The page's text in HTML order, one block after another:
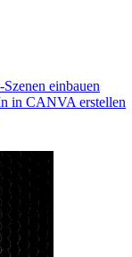
einbauen
in CANVA erstellen